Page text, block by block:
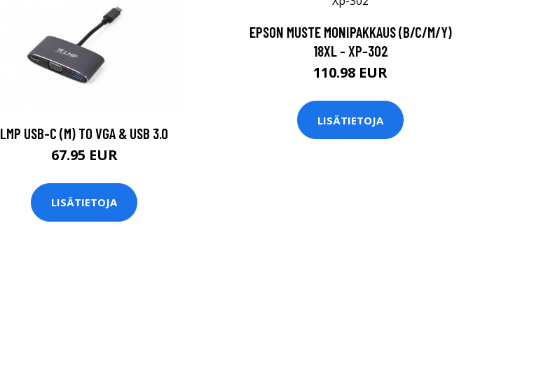
LMP USB-C (M) TO VGA & USB 3.0
67.95 EUR
LISÄTIETOJA
EPSON MUSTE MONIPAKKAUS (B/C/M/Y)
18XL - XP-302
110.98 EUR
LISÄTIETOJA